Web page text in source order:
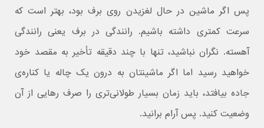
پس اگر ماشین در حال لغزیدن روی برف بود، بهتر است که
سرعت کمتری داشته باشیم. رانندگی در برف یعنی رانندگی
آهسته. نگران نباشید، تنها با چند دقیقه تأخیر به مقصد خود
خواهید رسید اما اگر ماشینتان به درون یک چاله یا کناره‌ی
جاده بیافتد، باید زمان بسیار طولانی‌تری را صرف رهایی از آن
وضعیت کنید. پس آرام برانید.